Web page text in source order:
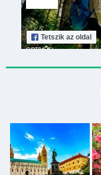
Tetszik az oldal